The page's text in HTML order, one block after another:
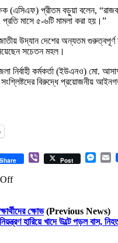
(এসিএফ) প্রীতম বড়ুয়া বলেন,
প্রতি মাসে ৫-৬টি মামলা করা হয়।”
উদ্যান দেশের অন্যতম গুরুত্বপূর্ণ
সচেতন মহল।
নির্বাহী কর্মকর্তা (ইউএনও) মো.
বিরুদ্ধে প্রয়োজনীয়
Share Viber Post
Off
ক্ষোভ(Previous News)
হারিয়ে খাদে উল্টে পড়ল বাস,